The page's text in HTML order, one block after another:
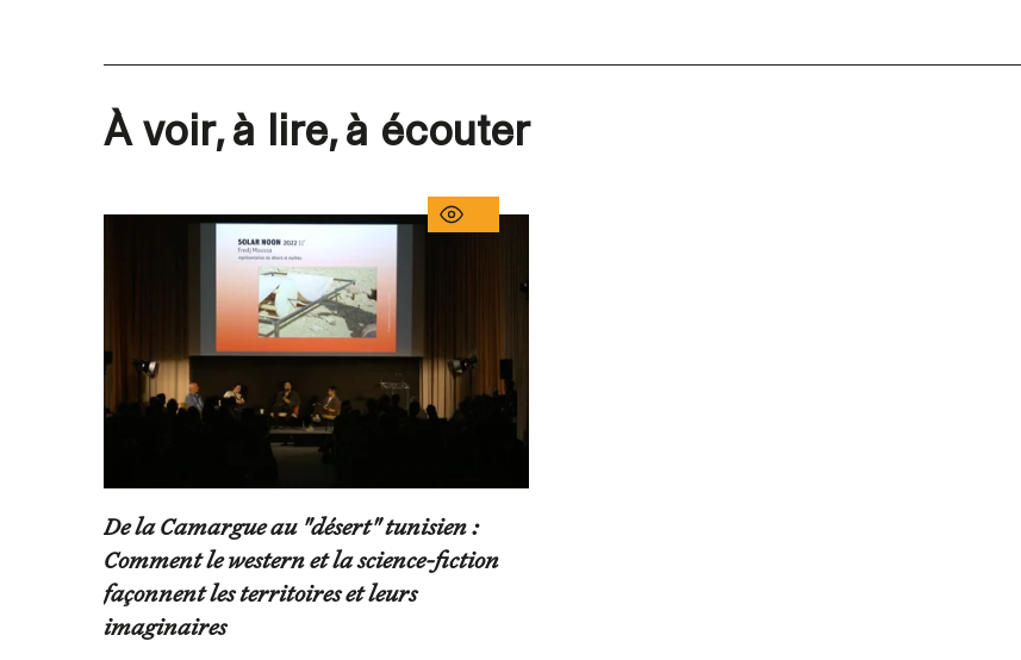
À voir, à lire, à écouter
De la Camargue au "désert" tunisien :
Comment le western et la science-fiction
façonnent les territoires et leurs
imaginaires